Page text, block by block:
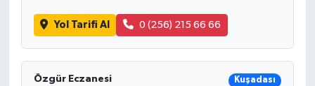
Yol Tarifi Al 0 (256) 215 66 66
Özgür Eczanesi Kuşadası